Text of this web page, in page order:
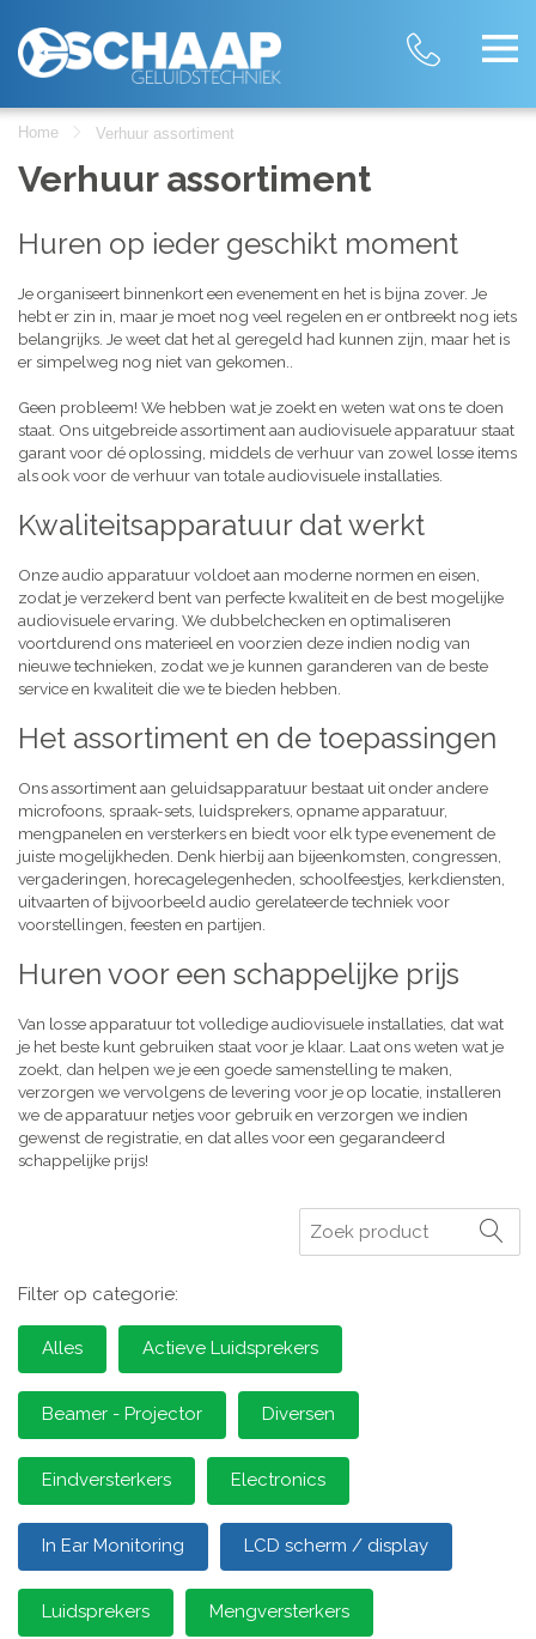
Home Verhuur assortiment
Verhuur assortiment
Huren op ieder geschikt moment
Je organiseert binnenkort een evenement en het is bijna zover. Je
hebt er zin in, maar je moet nog veel regelen en er ontbreekt nog iets
belangrijks. Je weet dat het al geregeld had kunnen zijn, maar het is
er simpelweg nog niet van gekomen..
Geen probleem! We hebben wat je zoekt en weten wat ons te doen
staat. Ons uitgebreide assortiment aan audiovisuele apparatuur staat
garant voor dé oplossing, middels de verhuur van zowel losse items
als ook voor de verhuur van totale audiovisuele installaties.
Kwaliteitsapparatuur dat werkt
Onze audio apparatuur voldoet aan moderne normen en eisen,
zodat je verzekerd bent van perfecte kwaliteit en de best mogelijke
audiovisuele ervaring. We dubbelchecken en optimaliseren
voortdurend ons materieel en voorzien deze indien nodig van
nieuwe technieken, zodat we je kunnen garanderen van de beste
service en kwaliteit die we te bieden hebben.
Het assortiment en de toepassingen
Ons assortiment aan geluidsapparatuur bestaat uit onder andere
microfoons, spraak-sets, luidsprekers, opname apparatuur,
mengpanelen en versterkers en biedt voor elk type evenement de
juiste mogelijkheden. Denk hierbij aan bijeenkomsten, congressen,
vergaderingen, horecagelegenheden, schoolfeestjes, kerkdiensten,
uitvaarten of bijvoorbeeld audio gerelateerde techniek voor
voorstellingen, feesten en partijen.
Huren voor een schappelijke prijs
Van losse apparatuur tot volledige audiovisuele installaties, dat wat
je het beste kunt gebruiken staat voor je klaar. Laat ons weten wat je
zoekt, dan helpen we je een goede samenstelling te maken,
verzorgen we vervolgens de levering voor je op locatie, installeren
we de apparatuur netjes voor gebruik en verzorgen we indien
gewenst de registratie, en dat alles voor een gegarandeerd
schappelijke prijs!
Zoeken
Filter op categorie:
Alles Actieve Luidsprekers
Beamer - Projector Diversen
Eindversterkers Electronics
In Ear Monitoring LCD scherm / display
Luidsprekers Mengversterkers